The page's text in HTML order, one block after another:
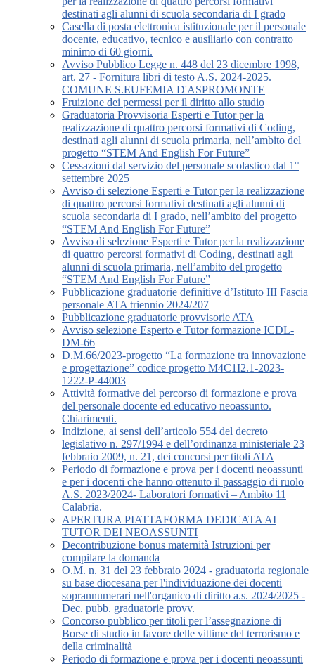
destinati agli alunni di scuola secondaria di I grado
Casella di posta elettronica istituzionale per il personale
docente, educativo, tecnico e ausiliario con contratto
minimo di 60 giorni.
Avviso Pubblico Legge n. 448 del 23 dicembre 1998,
art. 27 - Fornitura libri di testo A.S. 2024-2025.
COMUNE S.EUFEMIA D'ASPROMONTE
Fruizione dei permessi per il diritto allo studio
Graduatoria Provvisoria Esperti e Tutor per la
realizzazione di quattro percorsi formativi di Coding,
destinati agli alunni di scuola primaria, nell’ambito del
progetto “STEM And English For Future”
Cessazioni dal servizio del personale scolastico dal 1°
settembre 2025
Avviso di selezione Esperti e Tutor per la realizzazione
di quattro percorsi formativi destinati agli alunni di
scuola secondaria di I grado, nell’ambito del progetto
“STEM And English For Future”
Avviso di selezione Esperti e Tutor per la realizzazione
di quattro percorsi formativi di Coding, destinati agli
alunni di scuola primaria, nell’ambito del progetto
“STEM And English For Future”
Pubblicazione graduatorie definitive d’Istituto III Fascia
personale ATA triennio 2024/207
Pubblicazione graduatorie provvisorie ATA
Avviso selezione Esperto e Tutor formazione ICDL-
DM-66
D.M.66/2023-progetto “La formazione tra innovazione
e progettazione” codice progetto M4C1I2.1-2023-
1222-P-44003
Attività formative del percorso di formazione e prova
del personale docente ed educativo neoassunto.
Chiarimenti.
Indizione, ai sensi dell’articolo 554 del decreto
legislativo n. 297/1994 e dell’ordinanza ministeriale 23
febbraio 2009, n. 21, dei concorsi per titoli ATA
Periodo di formazione e prova per i docenti neoassunti
e per i docenti che hanno ottenuto il passaggio di ruolo
A.S. 2023/2024- Laboratori formativi – Ambito 11
Calabria.
APERTURA PIATTAFORMA DEDICATA AI
TUTOR DEI NEOASSUNTI
Decontribuzione bonus maternità Istruzioni per
compilare la domanda
O.M. n. 31 del 23 febbraio 2024 - graduatoria regionale
su base diocesana per l'individuazione dei docenti
soprannumerari nell'organico di diritto a.s. 2024/2025 -
Dec. pubb. graduatorie provv.
Concorso pubblico per titoli per l’assegnazione di
Borse di studio in favore delle vittime del terrorismo e
della criminalità
Periodo di formazione e prova per i docenti neoassunti